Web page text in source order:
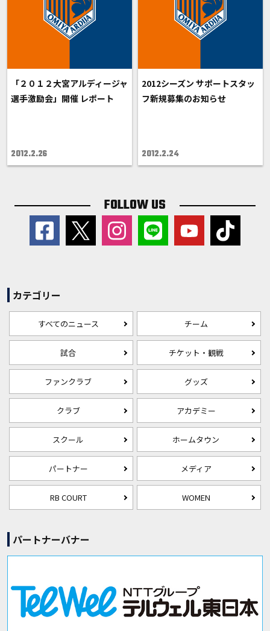
「２０１２大宮アルディージャ
選手激励会」開催 レポート
2012.2.26
2012シーズン サポートスタッ
フ新規募集のお知らせ
2012.2.24
FOLLOW US
カテゴリー
すべてのニュース チーム
試合 チケット・観戦
ファンクラブ グッズ
クラブ アカデミー
スクール ホームタウン
パートナー メディア
RB COURT WOMEN
パートナーバナー